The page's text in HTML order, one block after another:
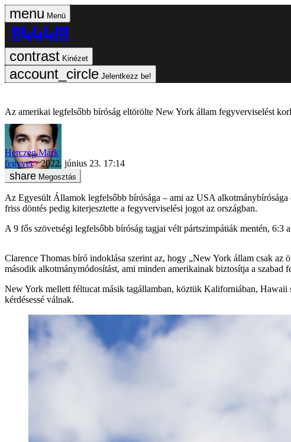
Menü
Kinézet
Jelentkezz be!
Az amerikai legfelsőbb bíróság eltörölte New York állam fegyverviselést
Herczeg Márk
fegyver
2022. június 23. 17:14
Megosztás
Az Egyesült Államok legfelsőbb bírósága – ami az USA
friss döntés pedig kiterjesztette a fegyverviselési jogot az országban.
A 9 fős szövetségi legfelsőbb bíróság tagjai vélt pártszimpátiák mentén,
Clarence Thomas bíró indoklása szerint az, hogy „New York állam csak
második alkotmánymódosítást, ami minden amerikainak biztosítja a szabad
New York mellett féltucat másik tagállamban, köztük Kaliforniában, Hawaii
kérdésessé válnak.